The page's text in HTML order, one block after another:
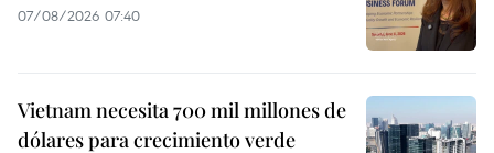
07/08/2026 07:40
Vietnam necesita 700 mil millones de
dólares para crecimiento verde